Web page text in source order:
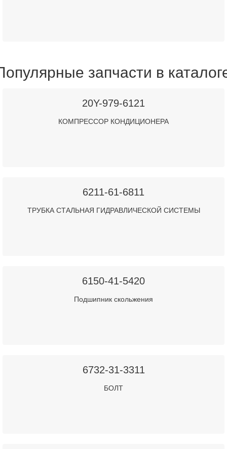
запчасти в
20Y-979-6121
КОМПРЕССОР КОНДИЦИОНЕРА
6211-61-6811
ТРУБКА СТАЛЬНАЯ ГИДРАВЛИЧЕСКОЙ СИСТЕМЫ
6150-41-5420
Подшипник скольжения
6732-31-3311
БОЛТ